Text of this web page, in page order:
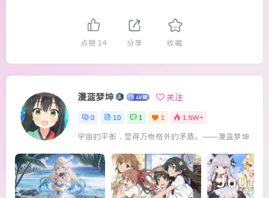
点赞 14 分享 收藏
漫蓝梦坤 关注
0 10 1 1 1.5W+
宇宙的平衡，显得万物格外的矛盾。——漫蓝梦坤